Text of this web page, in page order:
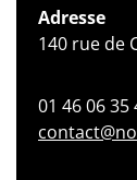
Adresse
140 rue de
01 46 06 35